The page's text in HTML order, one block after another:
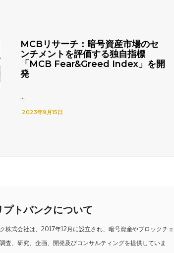
MCBリサーチ：暗号資産市場のセ
ンチメントを評価する独自指標
「MCB Fear&Greed Index」を開
発
...
2023年9月15日
トバンクについて
株式会社は、2017年12月に設立され、暗号資産やブロックチェ
査、研究、企画、開発及びコンサルティングを提供していま